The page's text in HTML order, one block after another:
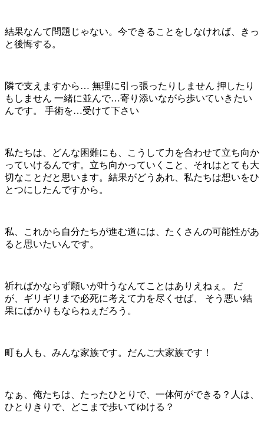
結果なんて問題じゃない。今できることをしなければ、きっ
と後悔する。
隣で支えますから… 無理に引っ張ったりしません 押したり
もしません 一緒に並んで…寄り添いながら歩いていきたい
んです。 手術を…受けて下さい
私たちは、どんな困難にも、こうして力を合わせて立ち向か
っていけるんです。立ち向かっていくこと、それはとても大
切なことだと思います。結果がどうあれ、私たちは想いをひ
とつにしたんですから。
私、これから自分たちが進む道には、たくさんの可能性があ
ると思いたいんです。
祈ればかならず願いが叶うなんてことはありえねぇ。 だ
が、ギリギリまで必死に考えて力を尽くせば、 そう悪い結
果にばかりもならねぇだろう。
町も人も、みんな家族です。だんご大家族です！
なぁ、俺たちは、たったひとりで、一体何ができる？人は、
ひとりきりで、どこまで歩いてゆける？